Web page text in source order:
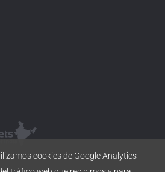
cookies de Google Analytics